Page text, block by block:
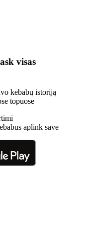
visas
kebabų istoriją
topuose
aplink save